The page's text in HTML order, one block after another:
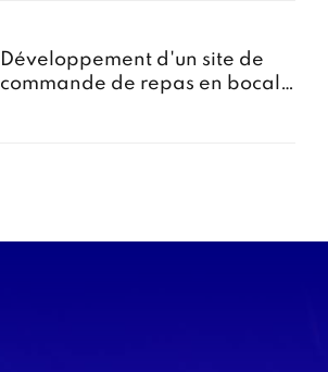
Développement d'un site de
commande de repas en bocal -